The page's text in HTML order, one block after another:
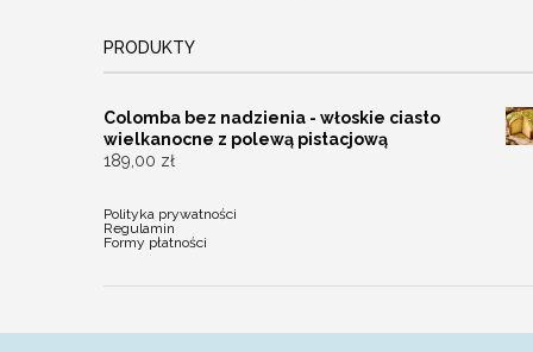
PRODUKTY
Colomba bez nadzienia - włoskie ciasto
wielkanocne z polewą pistacjową
189,00 zł
Polityka prywatności
Regulamin
Formy płatności